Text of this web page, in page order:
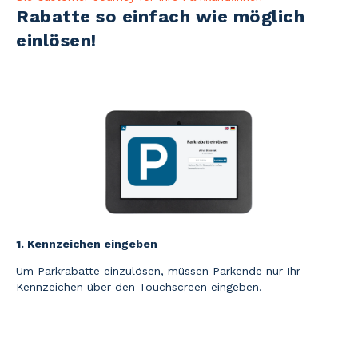
Rabatte so einfach wie möglich
einlösen!
1. Kennzeichen eingeben
Um Parkrabatte einzulösen, müssen Parkende nur Ihr
Kennzeichen über den Touchscreen eingeben.